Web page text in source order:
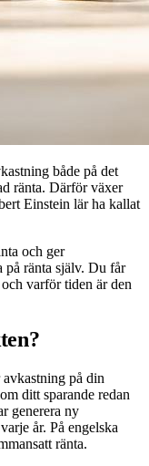
både på det
ränta. Därför växer
Einstein lär ha kallat
och ger
på ränta själv. Du får
varför tiden är den
på din
ditt sparande redan
generera ny
år. På engelska
ränta.